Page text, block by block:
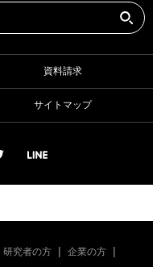
資料請求
サイトマップ
研究者の方
企業の方